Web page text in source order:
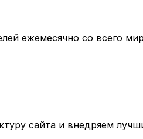
ежемесячно со всего
сайта и внедряем